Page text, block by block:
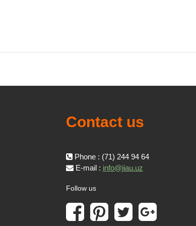
Contact us
Phone : (71) 244 94 64
E-mail : info@iiau.uz
Follow us